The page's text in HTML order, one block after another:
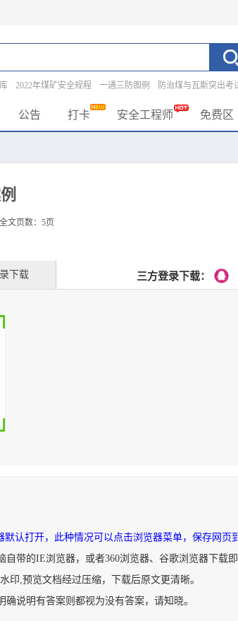
2022年煤矿安全规程 一通三防图例
防治煤与瓦斯突出考
公告 打卡 安全工程师 免费区
页数：5页
下载 三方登录下载：
认打开，此种情况可以点击浏览器菜单，保存网页
带的IE浏览器，或者360浏览器、谷歌浏览器下载即
印,预览文档经过压缩，下载后原文更清晰。
说明有答案则都视为没有答案，请知晓。